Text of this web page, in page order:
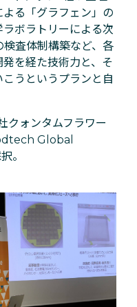
る「グラフェン」の
ボラトリーによる次
査体制構築など、各
を経た技術力と、そ
うというプランと自
クォンタムフラワー
Global
。